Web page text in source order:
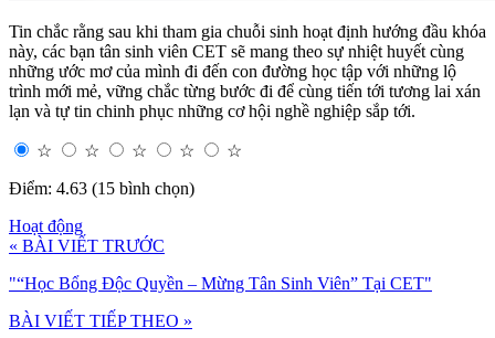
Tin chắc rằng sau khi tham gia chuỗi sinh hoạt định hướng đầu khóa
này, các bạn tân sinh viên CET sẽ mang theo sự nhiệt huyết cùng
những ước mơ của mình đi đến con đường học tập với những lộ
trình mới mẻ, vững chắc từng bước đi để cùng tiến tới tương lai xán
lạn và tự tin chinh phục những cơ hội nghề nghiệp sắp tới.
☆ ☆ ☆ ☆
☆
Điểm: 4.63 (15 bình chọn)
Hoạt động
« BÀI VIẾT TRƯỚC
"“Học Bổng Độc Quyền – Mừng Tân Sinh Viên” Tại CET"
BÀI VIẾT TIẾP THEO »